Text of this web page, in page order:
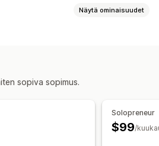
tuotto (ROAS)
dashboard
Näytä ominaisuudet
sopiva sopimus.
Solopreneur
$99/